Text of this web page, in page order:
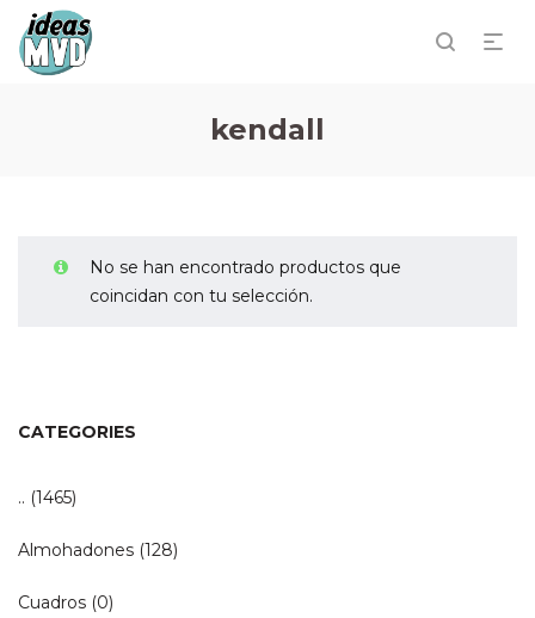
kendall
No se han encontrado productos que
coincidan con tu selección.
CATEGORIES
.. (1465)
Almohadones (128)
Cuadros (0)